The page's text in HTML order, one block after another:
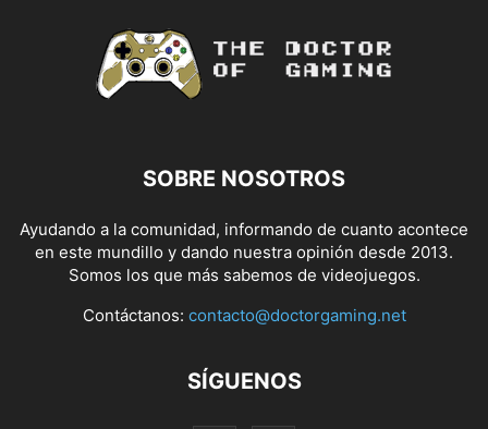
SOBRE NOSOTROS
Ayudando a la comunidad, informando de cuanto acontece
en este mundillo y dando nuestra opinión desde 2013.
Somos los que más sabemos de videojuegos.
Contáctanos: contacto@doctorgaming.net
SÍGUENOS